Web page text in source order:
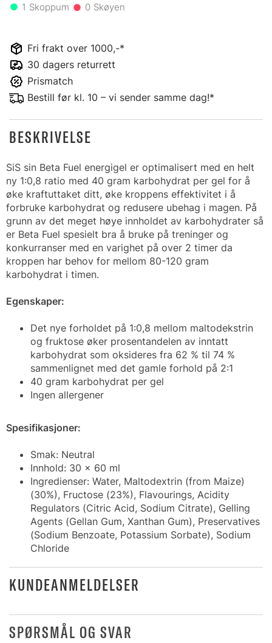
1 0
Fri frakt over 1000,-*
30 dagers returrett
Prismatch
Bestill før kl. 10 – vi sender samme dag!*
BESKRIVELSE
SiS sin Beta Fuel energigel er optimalisert med en helt
ny 1:0,8 ratio med 40 gram karbohydrat per gel for å
øke kraftuttaket ditt, øke kroppens effektivitet i å
forbruke karbohydrat og redusere ubehag i magen. På
grunn av det meget høye innholdet av karbohydrater så
er Beta Fuel spesielt bra å bruke på treninger og
konkurranser med en varighet på over 2 timer da
kroppen har behov for mellom 80-120 gram
karbohydrat i timen.
Egenskaper:
Det nye forholdet på 1:0,8 mellom maltodekstrin
og fruktose øker prosentandelen av inntatt
karbohydrat som oksideres fra 62 % til 74 %
sammenlignet med det gamle forhold på 2:1
40 gram karbohydrat per gel
Ingen allergener
Spesifikasjoner:
Smak: Neutral
Innhold: 30 x 60 ml
Ingredienser: Water, Maltodextrin (from Maize)
(30%), Fructose (23%), Flavourings, Acidity
Regulators (Citric Acid, Sodium Citrate), Gelling
Agents (Gellan Gum, Xanthan Gum), Preservatives
(Sodium Benzoate, Potassium Sorbate), Sodium
Chloride
KUNDEANMELDELSER
SPØRSMÅL OG SVAR